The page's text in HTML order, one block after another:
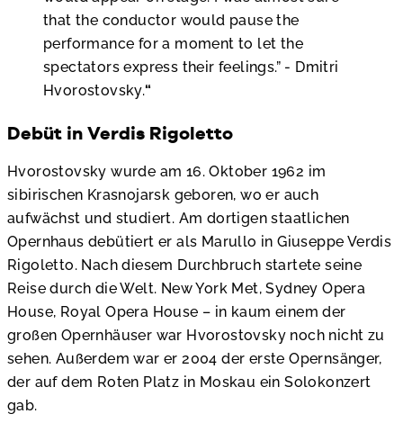
that the conductor would pause the
performance for a moment to let the
spectators express their feelings.” - Dmitri
Hvorostovsky.
Debüt in Verdis Rigoletto
Hvorostovsky wurde am 16. Oktober 1962 im
sibirischen Krasnojarsk geboren, wo er auch
aufwächst und studiert. Am dortigen staatlichen
Opernhaus debütiert er als Marullo in Giuseppe Verdis
Rigoletto. Nach diesem Durchbruch startete seine
Reise durch die Welt. New York Met, Sydney Opera
House, Royal Opera House – in kaum einem der
großen Opernhäuser war Hvorostovsky noch nicht zu
sehen. Außerdem war er 2004 der erste Opernsänger,
der auf dem Roten Platz in Moskau ein Solokonzert
gab.